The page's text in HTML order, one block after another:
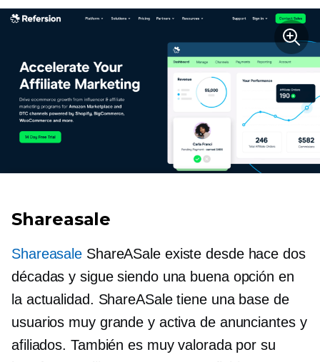
Shareasale
Shareasale ShareASale existe desde hace dos
décadas y sigue siendo una buena opción en
la actualidad. ShareASale tiene una base de
usuarios muy grande y activa de anunciantes y
afiliados. También es muy valorada por su